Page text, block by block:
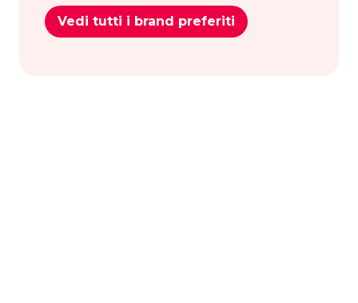
Vedi tutti i brand preferiti